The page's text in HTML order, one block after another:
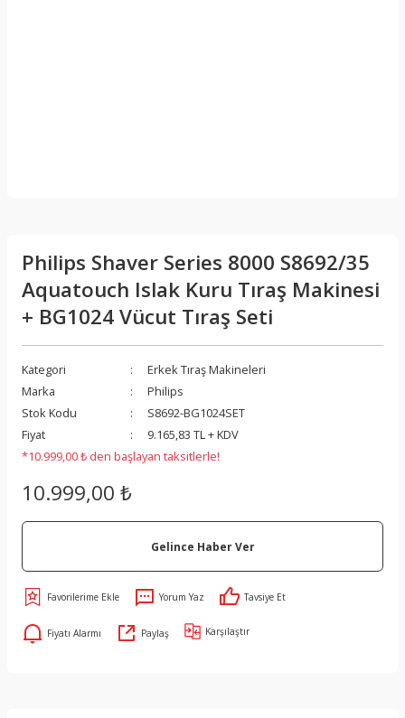
Philips Shaver Series 8000 S8692/35
Aquatouch Islak Kuru Tıraş Makinesi
+ BG1024 Vücut Tıraş Seti
Kategori
Erkek Tıraş Makineleri
Marka
Philips
Stok Kodu
S8692-BG1024SET
Fiyat
9.165,83 TL + KDV
*10.999,00 ₺ den başlayan taksitlerle!
10.999,00 ₺
Gelince Haber Ver
Yorum Yaz Tavsiye Et
Fiyatı Alarmı Paylaş Karşılaştır